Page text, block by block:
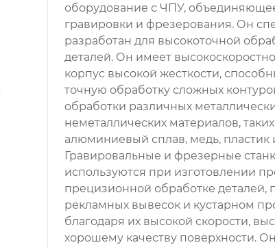
оборудование с ЧПУ,
гравировки и фрезерования. Он
разработан для высокоточной
деталей. Он имеет
корпус высокой жесткости,
точную обработку сложных
обработки различных
неметаллических материалов, таких
алюминиевый сплав, медь, пластик
Гравировальные и фрезерные
используются при изготовлении
прецизионной обработке деталей,
рекламных вывесок и кустарном
благодаря их высокой скорости,
хорошему качеству поверхности.